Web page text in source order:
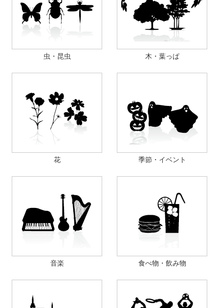
虫・昆虫 木・葉っぱ
花 季節・イベント
音楽 食べ物・飲み物